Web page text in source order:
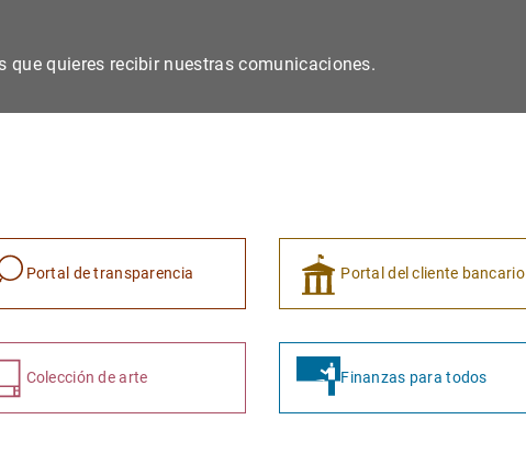
que quieres recibir nuestras comunicaciones.
Portal de transparencia Portal del cliente bancario
Colección de arte Finanzas para todos